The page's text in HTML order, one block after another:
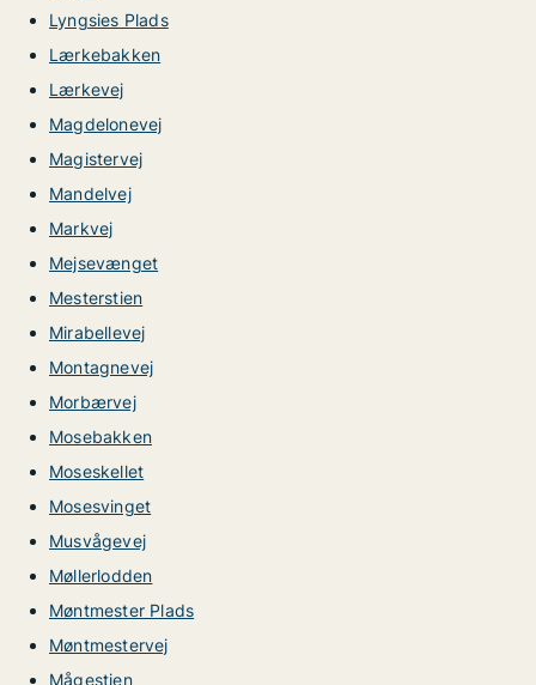
Lyngsies Plads
Lærkebakken
Lærkevej
Magdelonevej
Magistervej
Mandelvej
Markvej
Mejsevænget
Mesterstien
Mirabellevej
Montagnevej
Morbærvej
Mosebakken
Moseskellet
Mosesvinget
Musvågevej
Møllerlodden
Møntmester Plads
Møntmestervej
Mågestien